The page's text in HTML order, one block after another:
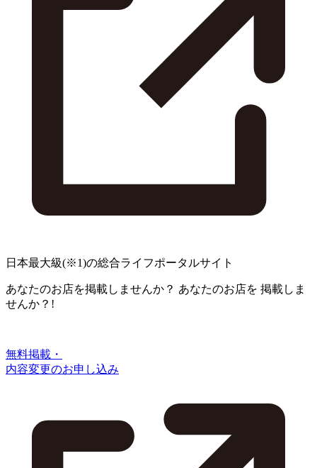
日本最大級(※1)の総合ライフポータルサイト
あなたのお店を掲載しませんか？ あなたのお店を 掲載しま
せんか？!
無料掲載・
内容変更のお申し込み